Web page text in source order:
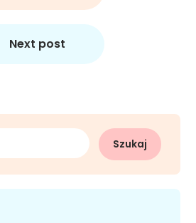
Next post